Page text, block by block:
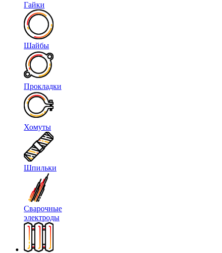
Гайки
Шайбы
Прокладки
Хомуты
Шпильки
Сварочные
электроды